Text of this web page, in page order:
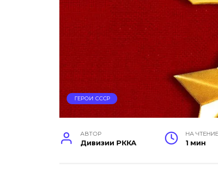
ГЕРОИ СССР
АВТОР
Дивизии РККА
НА ЧТЕНИЕ
1 мин